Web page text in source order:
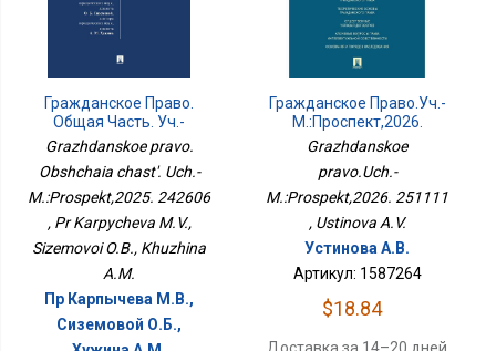
Гражданское Право.
Общая Часть. Уч.-
М.:Проспект,2025.
Grazhdanskoe pravo.
Obshchaia chast'. Uch.-
M.:Prospekt,2025. 242606
, Pr Karpycheva M.V.,
Sizemovoi O.B., Khuzhina
A.M.
Пр Карпычева М.В.,
Сиземовой О.Б.,
Гражданское Право.Уч.-
М.:Проспект,2026.
251111
Grazhdanskoe
pravo.Uch.-
M.:Prospekt,2026. 251111
, Ustinova A.V.
Устинова А.В.
Артикул: 1587264
$18.84
Доставка за 14–20 дней